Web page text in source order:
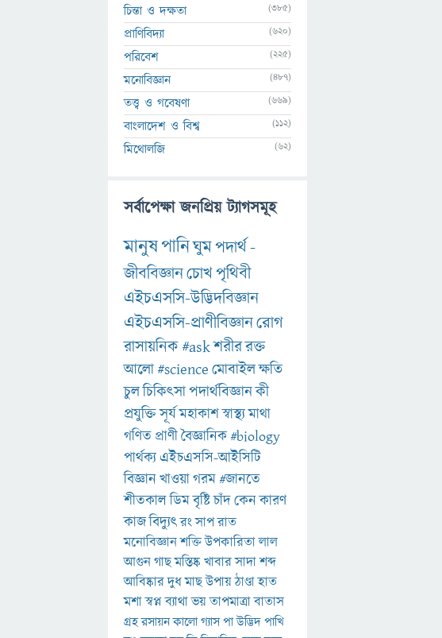
চিন্তা ও দক্ষতা (385)
প্রাণিবিদ্যা (620)
পরিবেশ (225)
মনোবিজ্ঞান (487)
তত্ত্ব ও গবেষণা (669)
বাংলাদেশ ও বিশ্ব (112)
মিথোলজি (62)
সর্বাপেক্ষা জনপ্রিয় ট্যাগসমূহ
মানুষপানিঘুমপদার্থ-
জীববিজ্ঞানচোখপৃথিবী
এইচএসসি-উদ্ভিদবিজ্ঞান
এইচএসসি-প্রাণীবিজ্ঞানরোগ
রাসায়নিক#askশরীররক্ত
আলো#scienceমোবাইলক্ষতি
চুলচিকিৎসাপদার্থবিজ্ঞানকী
প্রযুক্তিসূর্যমহাকাশস্বাস্থ্যমাথা
গণিত প্রাণীবৈজ্ঞানিক#biology
পার্থক্য এইচএসসি-আইসিটি
বিজ্ঞানখাওয়াগরম#জানতে
শীতকালডিমবৃষ্টিচাঁদকেনকারণ
কাজবিদ্যুৎরংসাপরাত
মনোবিজ্ঞানশক্তিউপকারিতালাল
আগুনগাছমস্তিষ্কখাবারসাদাশব্দ
আবিষ্কারদুধমাছউপায়ঠাণ্ডাহাত
মশাস্বপ্নব্যাথাভয়তাপমাত্রাবাতাস
গ্রহরসায়নকালোগ্যাসপাউদ্ভিদপাখি